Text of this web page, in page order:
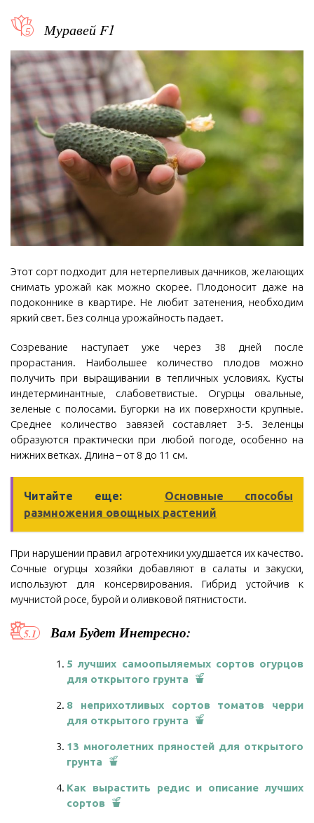
Муравей F1
Этот сорт подходит для нетерпеливых дачников, желающих
снимать урожай как можно скорее. Плодоносит даже на
подоконнике в квартире. Не любит затенения, необходим
яркий свет. Без солнца урожайность падает.
Созревание наступает уже через 38 дней после
прорастания. Наибольшее количество плодов можно
получить при выращивании в тепличных условиях. Кусты
индетерминантные, слабоветвистые. Огурцы овальные,
зеленые с полосами. Бугорки на их поверхности крупные.
Среднее количество завязей составляет 3-5. Зеленцы
образуются практически при любой погоде, особенно на
нижних ветках. Длина – от 8 до 11 см.
Читайте еще:
Основные способы
размножения овощных растений
При нарушении правил агротехники ухудшается их качество.
Сочные огурцы хозяйки добавляют в салаты и закуски,
используют для консервирования. Гибрид устойчив к
мучнистой росе, бурой и оливковой пятнистости.
Вам Будет Инетресно:
5 лучших самоопыляемых сортов огурцов
для открытого грунта
8 неприхотливых сортов томатов черри
для открытого грунта
13 многолетних пряностей для открытого
грунта
Как вырастить редис и описание лучших
сортов